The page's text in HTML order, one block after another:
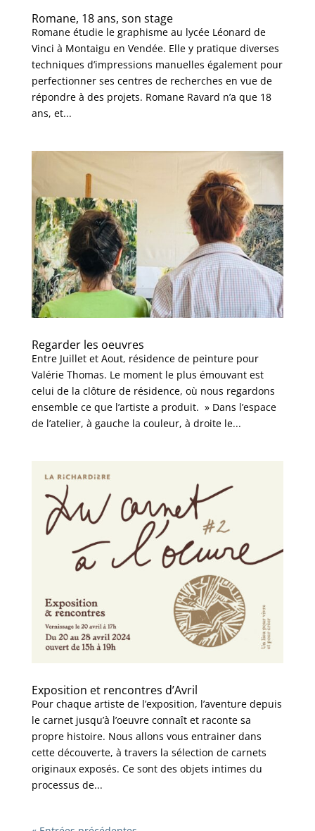
Romane, 18 ans, son stage
Romane étudie le graphisme au lycée Léonard de
Vinci à Montaigu en Vendée. Elle y pratique diverses
techniques d’impressions manuelles également pour
perfectionner ses centres de recherches en vue de
répondre à des projets. Romane Ravard n’a que 18
ans, et...
Regarder les oeuvres
Entre Juillet et Aout, résidence de peinture pour
Valérie Thomas. Le moment le plus émouvant est
celui de la clôture de résidence, où nous regardons
ensemble ce que l’artiste a produit. » Dans l’espace
de l’atelier, à gauche la couleur, à droite le...
Exposition et rencontres d’Avril
Pour chaque artiste de l’exposition, l’aventure depuis
le carnet jusqu’à l’oeuvre connaît et raconte sa
propre histoire. Nous allons vous entrainer dans
cette découverte, à travers la sélection de carnets
originaux exposés. Ce sont des objets intimes du
processus de...